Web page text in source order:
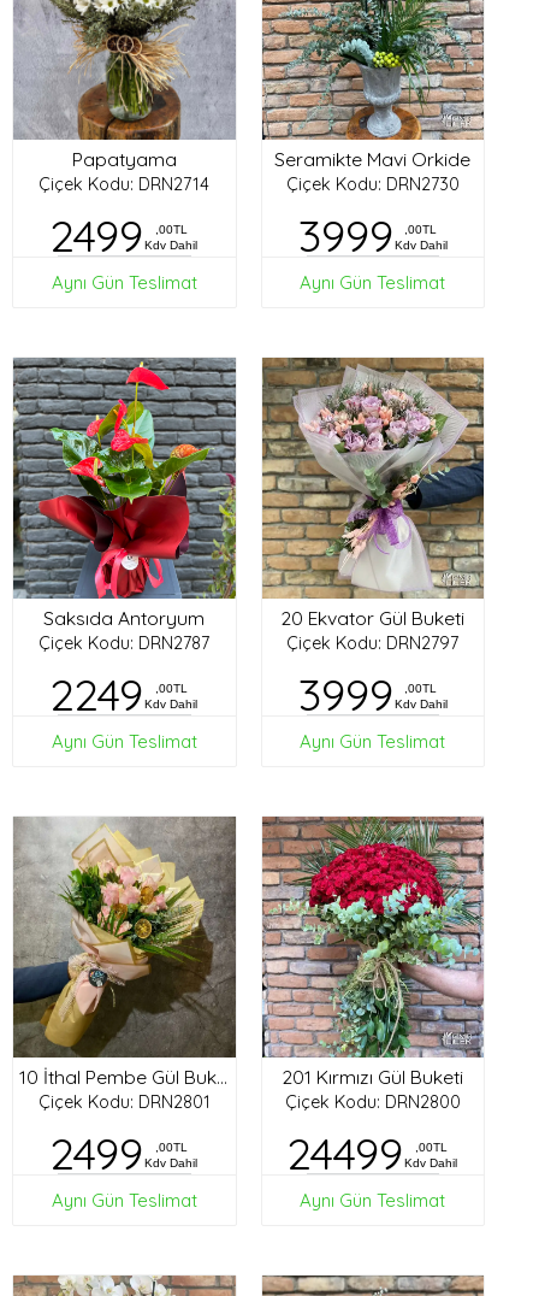
Papatyama
Çiçek Kodu: DRN2714
2499
,00TL
Kdv Dahil
Aynı Gün Teslimat
Seramikte Mavi Orkide
Çiçek Kodu: DRN2730
3999
,00TL
Kdv Dahil
Aynı Gün Teslimat
Saksıda Antoryum
Çiçek Kodu: DRN2787
2249
,00TL
Kdv Dahil
Aynı Gün Teslimat
20 Ekvator Gül Buketi
Çiçek Kodu: DRN2797
3999
,00TL
Kdv Dahil
Aynı Gün Teslimat
10 İthal Pembe Gül Buketi
Çiçek Kodu: DRN2801
2499
,00TL
Kdv Dahil
Aynı Gün Teslimat
201 Kırmızı Gül Buketi
Çiçek Kodu: DRN2800
24499
,00TL
Kdv Dahil
Aynı Gün Teslimat